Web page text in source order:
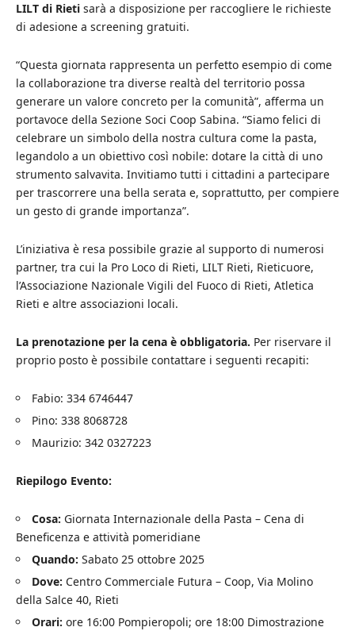
LILT di Rieti sarà a disposizione per raccogliere le richieste
di adesione a screening gratuiti.
“Questa giornata rappresenta un perfetto esempio di come
la collaborazione tra diverse realtà del territorio possa
generare un valore concreto per la comunità”, afferma un
portavoce della Sezione Soci Coop Sabina. “Siamo felici di
celebrare un simbolo della nostra cultura come la pasta,
legandolo a un obiettivo così nobile: dotare la città di uno
strumento salvavita. Invitiamo tutti i cittadini a partecipare
per trascorrere una bella serata e, soprattutto, per compiere
un gesto di grande importanza”.
L’iniziativa è resa possibile grazie al supporto di numerosi
partner, tra cui la Pro Loco di Rieti, LILT Rieti, Rieticuore,
l’Associazione Nazionale Vigili del Fuoco di Rieti, Atletica
Rieti e altre associazioni locali.
La prenotazione per la cena è obbligatoria. Per riservare il
proprio posto è possibile contattare i seguenti recapiti:
Fabio: 334 6746447
Pino: 338 8068728
Maurizio: 342 0327223
Riepilogo Evento:
Cosa: Giornata Internazionale della Pasta – Cena di
Beneficenza e attività pomeridiane
Quando: Sabato 25 ottobre 2025
Dove: Centro Commerciale Futura – Coop, Via Molino
della Salce 40, Rieti
Orari: ore 16:00 Pompieropoli; ore 18:00 Dimostrazione